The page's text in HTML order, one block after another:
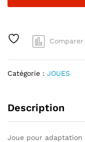
815/825/830
Comparer
Catégorie : JOUES
Description
Joue pour adaptation